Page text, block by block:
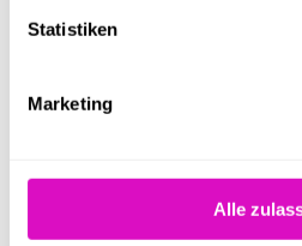
Statistiken
Marketing
Alle
Werkstücke – das reduziert die
Genauigkeit der Werkstücke. Bei
Einsatz, bei hochdynamischer
hingegen auf Direktantriebe. Mit der
Medienversorgung per